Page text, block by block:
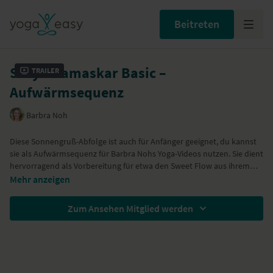
Beitreten
Trailer
Surya Namaskar Basic –
Aufwärmsequenz
Barbra Noh
Diese Sonnengruß-Abfolge ist auch für Anfänger geeignet, du kannst
sie als Aufwärmsequenz für Barbra Nohs Yoga-Videos nutzen. Sie dient
hervorragend als Vorbereitung für etwa den Sweet Flow aus ihrem
Buch„Yoga – Mit Kraft und Anmut leben"
Nutze dieses kurze Video auch gern als Vorbereitung für andere
Das Video haben wir im Hamburger Yogastudiourban yoga
Mehr anzeigen
Zum Ansehen Mitglied werden